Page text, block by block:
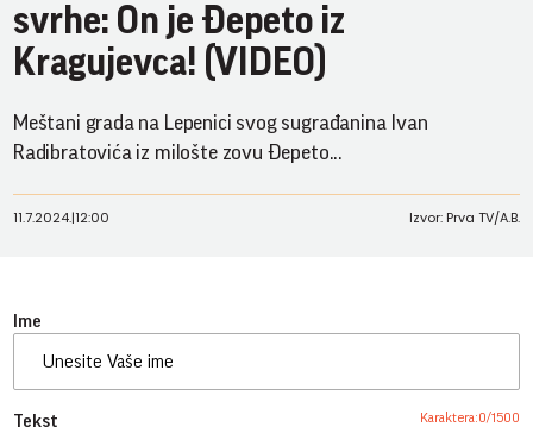
svrhe: On je Đepeto iz
Kragujevca! (VIDEO)
Meštani grada na Lepenici svog sugrađanina Ivan
Radibratovića iz milošte zovu Đepeto...
11.7.2024.|12:00 Izvor: Prva TV/A.B.
Ime
Tekst Karaktera:0/1500